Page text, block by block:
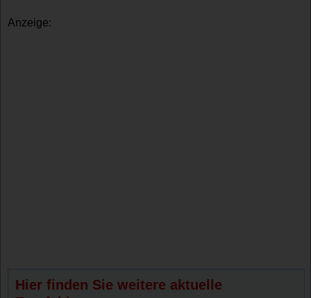
Anzeige:
Hier finden Sie weitere aktuelle